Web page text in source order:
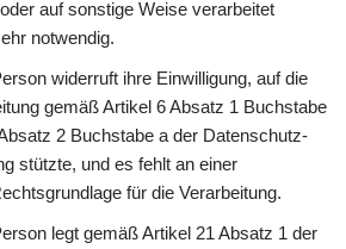
auf sonstige Weise verarbeitet
notwendig.
widerruft ihre Einwilligung, auf die
gemäß Artikel 6 Absatz 1 Buchstabe
2 Buchstabe a der Datenschutz-
stützte, und es fehlt an einer
für die Verarbeitung.
legt gemäß Artikel 21 Absatz 1 der